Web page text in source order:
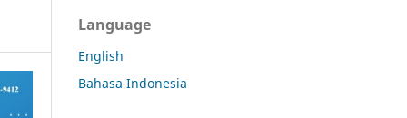
Language
English
Bahasa Indonesia